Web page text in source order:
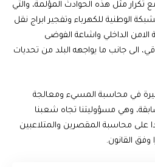
مثل هذه الحوادث المؤلمة، والتي
الوطنية للكهرباء وتفجير ابراج نقل
الداخلي واشاعة الفوضى
الى جانب ما يواجهه البلد من تحديات
في محاسبة المسيء ومعالجة
وهي مسؤوليتنا تجاه شعبنا
على محاسبة المقصرين والمتلاعبين
وفق القانون.